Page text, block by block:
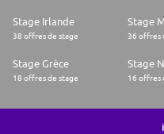
Stage Irlande
38 offres de stage
Stage
36 offres
Stage Grèce
18 offres de stage
Stage
16 offres